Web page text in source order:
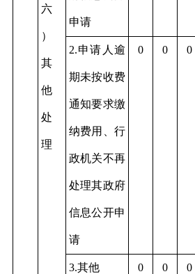
六
）
其
他
处
理
申请
2.申请人逾
期未按收费
通知要求缴
纳费用、行
政机关不再
处理其政府
信息公开申
请
0 0 0
3.其他 0 0 0